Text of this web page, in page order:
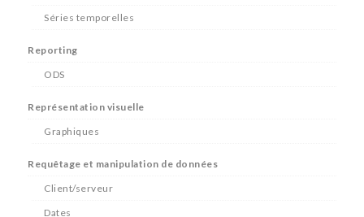
Séries temporelles
Reporting
ODS
Représentation visuelle
Graphiques
Requêtage et manipulation de données
Client/serveur
Dates